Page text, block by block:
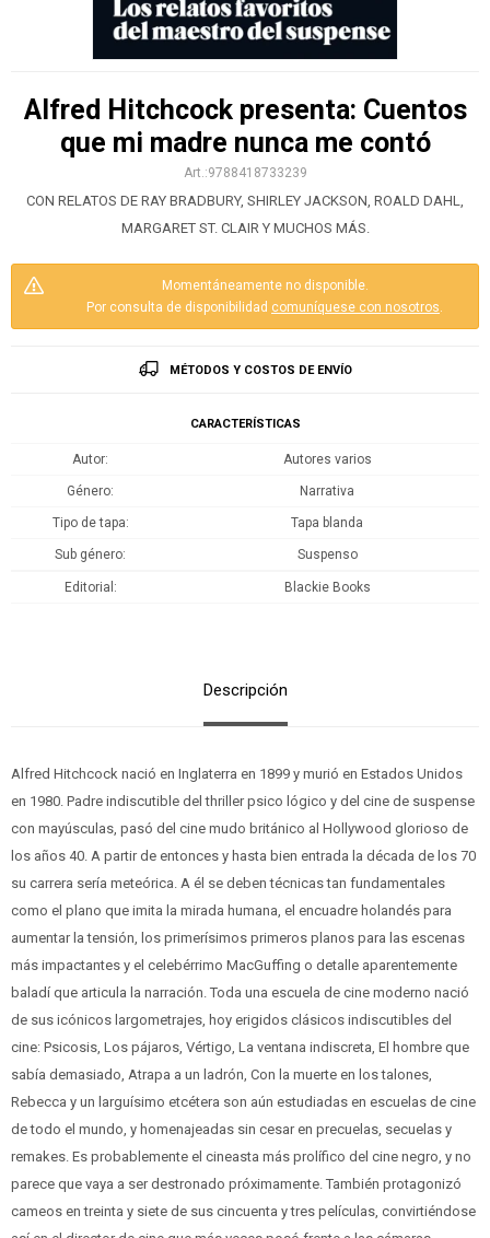
Alfred Hitchcock presenta: Cuentos
que mi madre nunca me contó
9788418733239
CON RELATOS DE RAY BRADBURY, SHIRLEY JACKSON, ROALD DAHL,
MARGARET ST. CLAIR Y MUCHOS MÁS.
Momentáneamente no disponible.
Por consulta de disponibilidad comuníquese con nosotros.
MÉTODOS Y COSTOS DE ENVÍO
CARACTERÍSTICAS
Autor Autores varios
Género Narrativa
Tipo de tapa Tapa blanda
Sub género Suspenso
Editorial Blackie Books
Descripción
Alfred Hitchcock nació en Inglaterra en 1899 y murió en Estados Unidos
en 1980. Padre indiscutible del thriller psico­ lógico y del cine de suspense
con mayúsculas, pasó del cine mudo británico al Hollywood glorioso de
los años 40. A partir de entonces y hasta bien entrada la década de los 70
su carrera sería meteórica. A él se deben técnicas tan fundamentales
como el plano que imita la mirada humana, el encuadre holandés para
aumentar la tensión, los primerísimos primeros planos para las escenas
más impactantes y el celebérrimo MacGuffing o detalle apa­rentemente
baladí que articula la narración. Toda una escuela de cine moderno nació
de sus icónicos largometrajes, hoy erigi­dos clásicos indiscutibles del
cine: Psicosis, Los pájaros, Vértigo, La ventana indiscreta, El hombre que
sabía demasiado, Atrapa a un ladrón, Con la muerte en los talones,
Rebecca y un larguísimo etcétera son aún estudiadas en escuelas de cine
de todo el mun­do, y homenajeadas sin cesar en precuelas, secuelas y
remakes. Es probablemente el cineasta más prolífico del cine negro, y no
parece que vaya a ser destronado próximamente. También pro­tagonizó
cameos en treinta y siete de sus cincuenta y tres pelícu­las, convirtiéndose